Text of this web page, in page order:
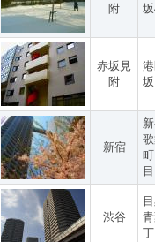
附
赤坂見
附
新宿
目
渋谷